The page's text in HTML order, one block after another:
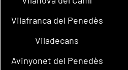
Vilafranca del Penedès
Viladecans
Avinyonet del Penedès